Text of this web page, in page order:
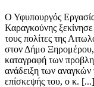
Ο Υφυπουργός
Καραγκούνης
τους πολίτες της
στον Δήμο
καταγραφή των
ανάδειξη των αναγκών
επίσκεψής του, ο κ. [...]